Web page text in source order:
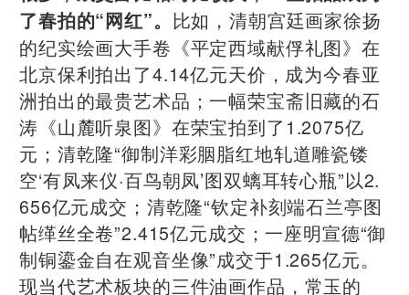
了春拍的“网红”。 比如，清朝宫廷画家徐扬
的纪实绘画大手卷《平定西域献俘礼图》在
北京保利拍出了4.14亿元天价，成为今春亚
洲拍出的最贵艺术品；一幅荣宝斋旧藏的石
涛《山麓听泉图》在荣宝拍到了1.2075亿
元；清乾隆“御制洋彩胭脂红地轧道雕瓷镂
空‘有凤来仪·百鸟朝凤’图双螭耳转心瓶”以2.
656亿元成交；清乾隆“钦定补刻端石兰亭图
帖缂丝全卷”2.415亿元成交；一座明宣德“御
制铜鎏金自在观音坐像”成交于1.265亿元。
现当代艺术板块的三件油画作品，常玉的